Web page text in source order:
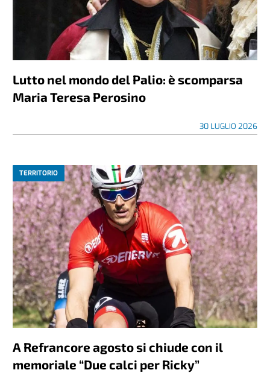
Lutto nel mondo del Palio: è scomparsa
Maria Teresa Perosino
30 LUGLIO 2026
TERRITORIO
A Refrancore agosto si chiude con il
memoriale “Due calci per Ricky”